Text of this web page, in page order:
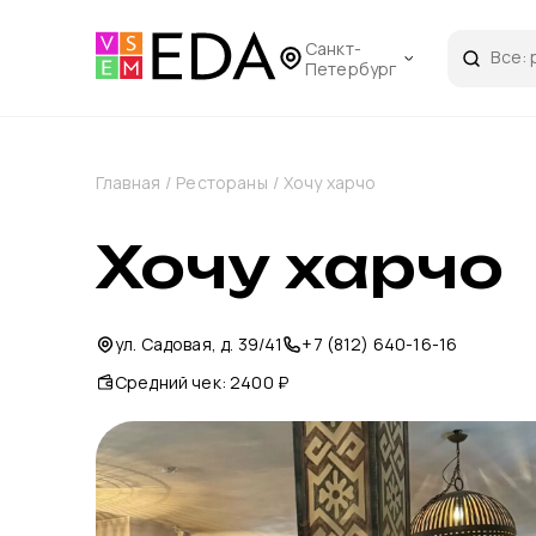
Санкт-
Петербург
Главная / Рестораны / Хочу харчо
Хочу харчо
ул. Садовая, д. 39/41
+7 (812) 640-16-16
Средний чек:2400 ₽